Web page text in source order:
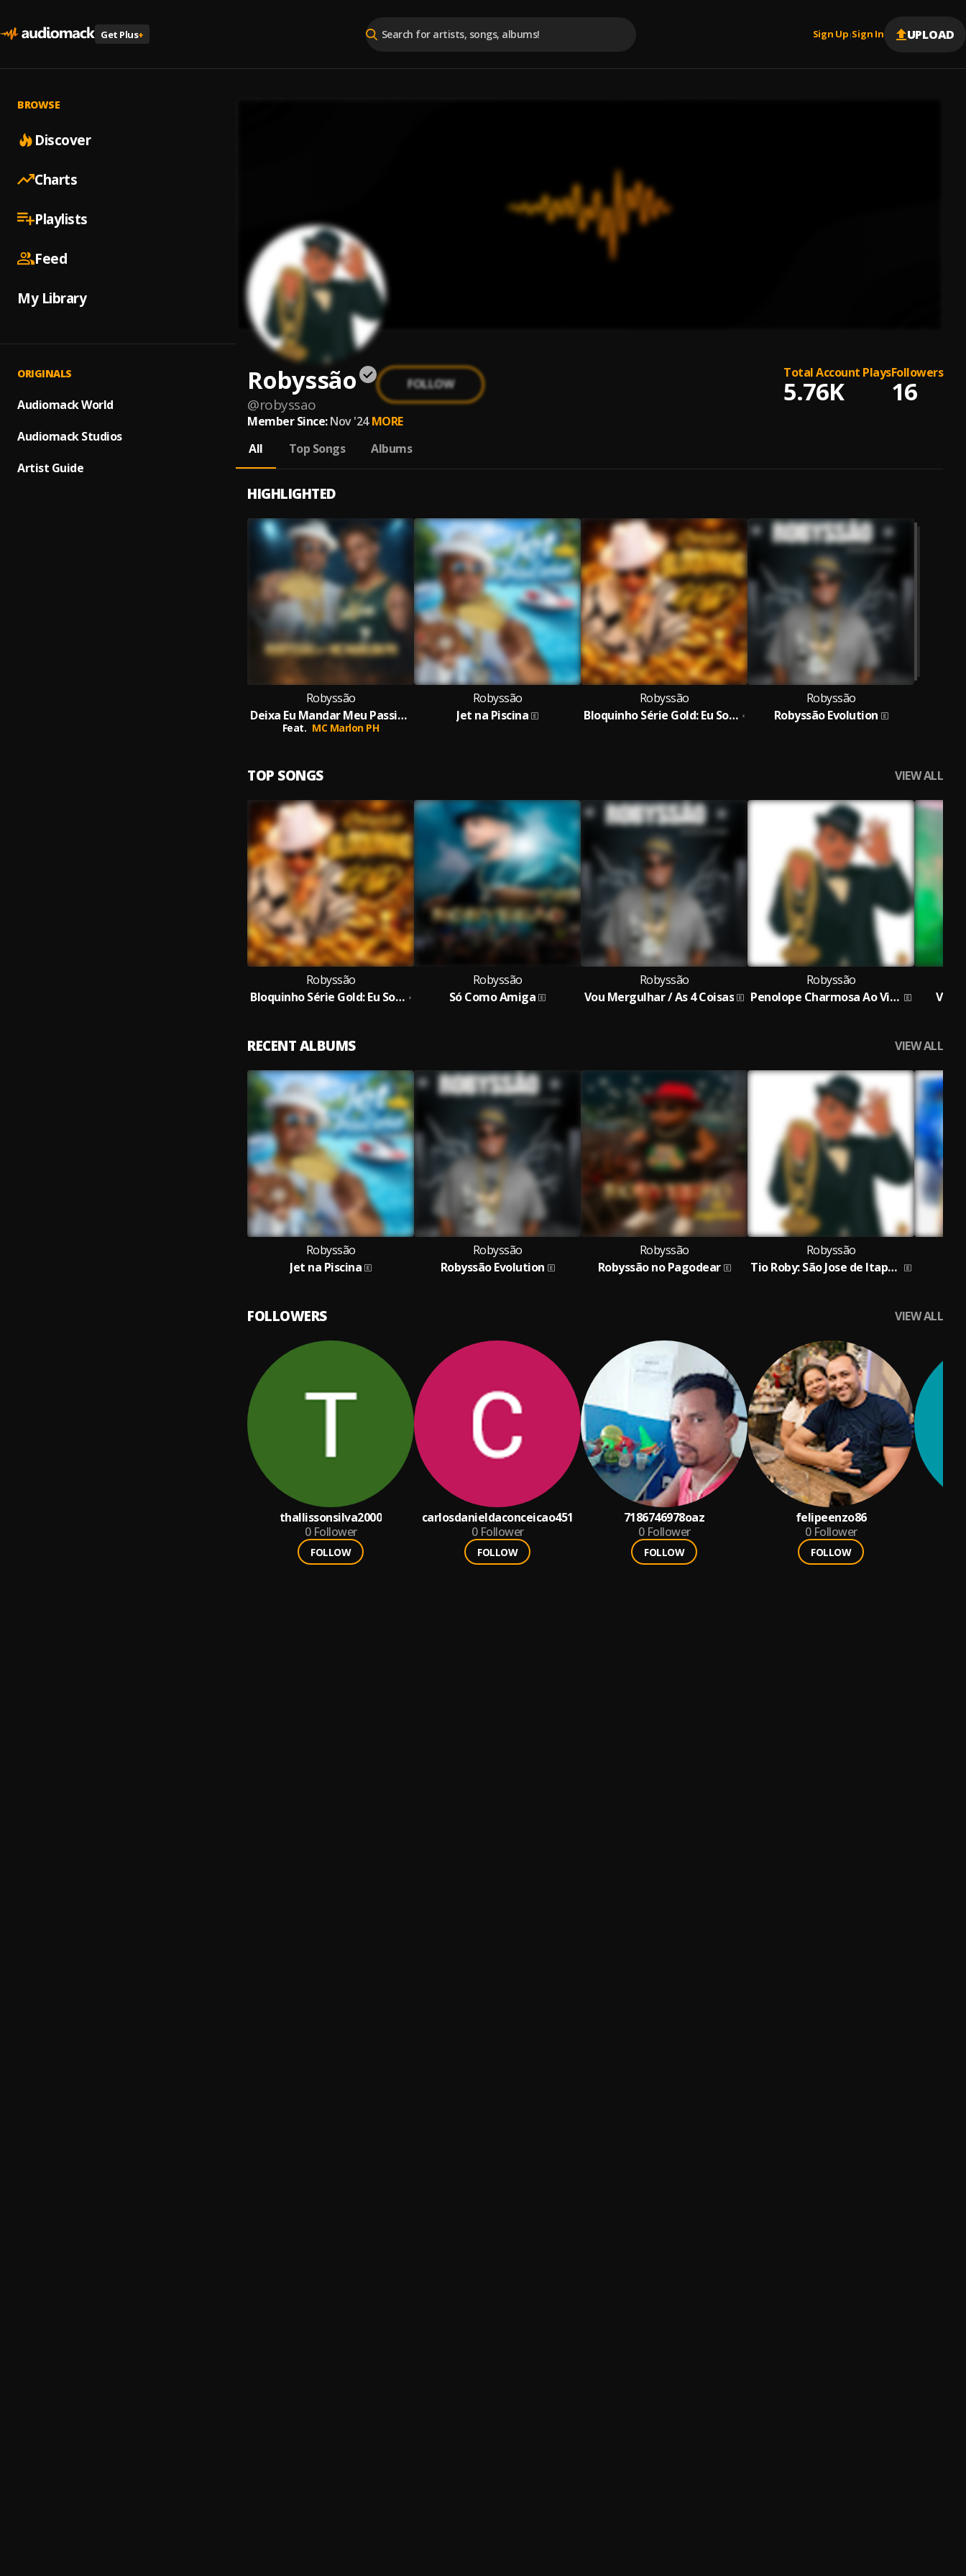
Get Plus+ Sign Up |Sign In UPLOAD
BROWSE
Discover
Charts
Playlists
Feed
My Library
ORIGINALS
Audiomack World
Audiomack Studios
Artist Guide
Robyssão
@robyssao
FOLLOW
Total Account Plays
5.76K
Followers
16
Member Since: Nov '24 MORE
All
Top Songs Albums
HIGHLIGHTED
Robyssão
Deixa Eu Mandar Meu Passinho (Dois pra Lá Dois pra Cá)
Feat. MC Marlon PH
Robyssão
Jet na Piscina
Robyssão
Bloquinho Série Gold: Eu Sou o Cara / Meninas Super Poderosas / Vem Malhar no Paredão
Robyssão
Robyssão Evolution
TOP SONGS VIEW ALL
Robyssão
Bloquinho Série Gold: Eu Sou o Cara / Meninas Super Poderosas / Vem Malhar no Paredão
Robyssão
Só Como Amiga
Robyssão
Vou Mergulhar / As 4 Coisas
Robyssão
Penolope Charmosa Ao Vivo
Vaza
RECENT ALBUMS VIEW ALL
Robyssão
Jet na Piscina
Robyssão
Robyssão Evolution
Robyssão
Robyssão no Pagodear
Robyssão
Tio Roby: São Jose de Itaporã
FOLLOWERS VIEW ALL
thallissonsilva2000
0 Follower
FOLLOW
carlosdanieldaconceicao451
0 Follower
FOLLOW
7186746978oaz
0 Follower
FOLLOW
felipeenzo86
0 Follower
FOLLOW